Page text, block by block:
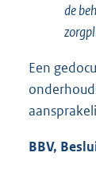
de
Een
BBV,